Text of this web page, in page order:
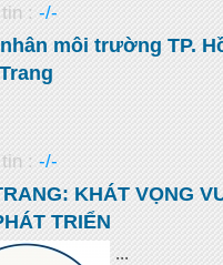
: -/-
môi trường TP.
: -/-
KHÁT VỌNG
TRIỂN
...